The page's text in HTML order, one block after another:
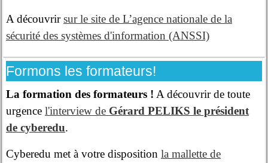
A découvrirsur le site de L’agence nationale de la
sécurité des systèmes d'information (ANSSI)
Formons les formateurs!
La formation des formateurs ! A découvrir de toute
urgence l'interview de Gérard PELIKS le président
de cyberedu.
Cyberedu met à votre disposition la mallette de